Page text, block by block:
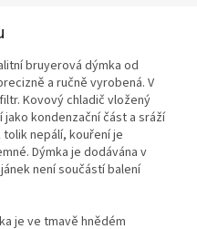
bruyerová dýmka od
a ručně vyrobená. V
Kovový chladič vložený
kondenzační část a sráží
tolik nepálí, kouření je
Dýmka je dodávána v
není součástí balení
je ve tmavě hnědém